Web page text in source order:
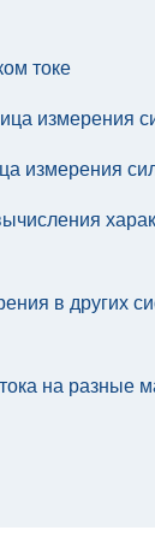
токе
измерения
измерения
в других
на разные